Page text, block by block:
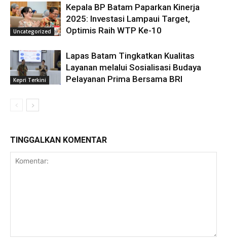
Uncategorized
Kepala BP Batam Paparkan Kinerja
2025: Investasi Lampaui Target,
Optimis Raih WTP Ke-10
Kepri Terkini
Lapas Batam Tingkatkan Kualitas
Layanan melalui Sosialisasi Budaya
Pelayanan Prima Bersama BRI
TINGGALKAN KOMENTAR